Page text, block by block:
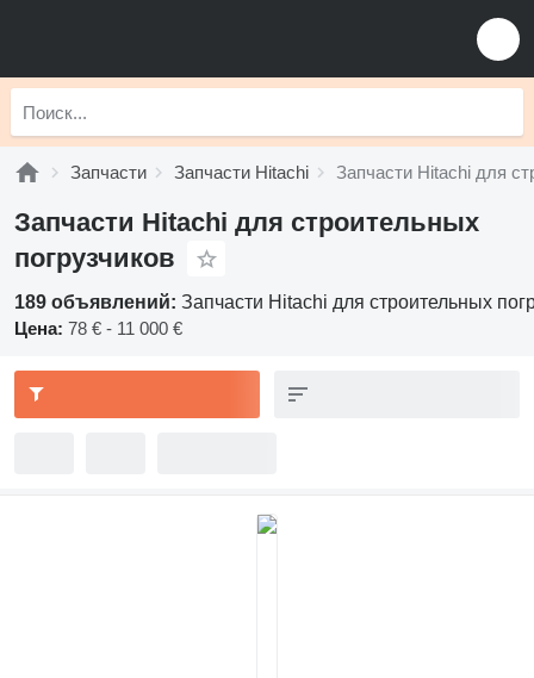
Запчасти Запчасти Hitachi Запчасти Hitachi для
Запчасти Hitachi для строительных
погрузчиков
189 объявлений: Запчасти Hitachi для строительных
Цена: 78 € - 11 000 €